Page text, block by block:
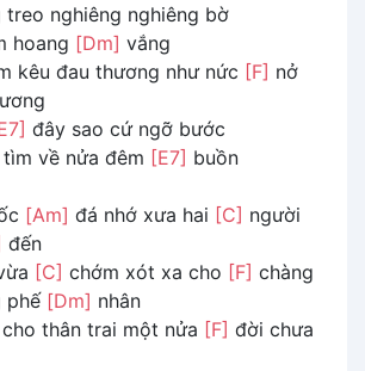
treo nghiêng nghiêng bờ
hoang [Dm] vắng
kêu đau thương như nức [F] nở
đây sao cứ ngỡ bước
về nửa đêm [E7] buồn
[Am] đá nhớ xưa hai [C] người
đến
[C] chớm xót xa cho [F] chàng
phế [Dm] nhân
thân trai một nửa [F] đời chưa